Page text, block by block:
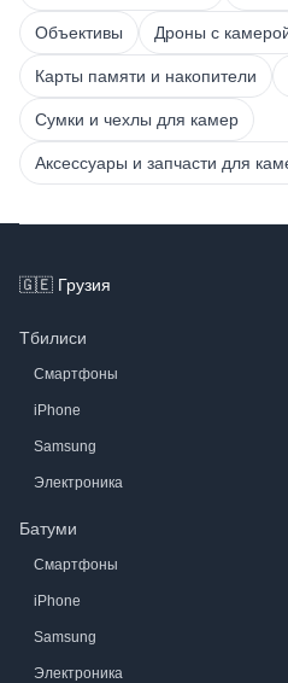
Объективы Дроны с
Карты памяти и накопители
Сумки и чехлы для камер
Аксессуары и запчасти для
🇬🇪 Грузия
Тбилиси
Смартфоны
iPhone
Samsung
Электроника
Батуми
Смартфоны
iPhone
Samsung
Электроника